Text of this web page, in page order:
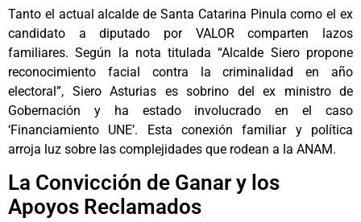
Tanto el actual alcalde de Santa Catarina Pinula como el ex
candidato a diputado por VALOR comparten lazos
familiares. Según la nota titulada “Alcalde Siero propone
reconocimiento facial contra la criminalidad en año
electoral”, Siero Asturias es sobrino del ex ministro de
Gobernación y ha estado involucrado en el caso
‘Financiamiento UNE’. Esta conexión familiar y política
arroja luz sobre las complejidades que rodean a la ANAM.
La Convicción de Ganar y los
Apoyos Reclamados